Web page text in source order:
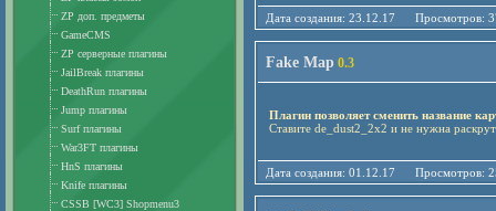
Дата создания: 23.12.17
Fake Map 0.3
Плагин позволяет сменить название
Ставите de_dust2_2x2 и не нужна
Дата создания: 01.12.17
ZP доп. предметы
GameCMS
ZP серверные плагины
JailBreak плагины
DeathRun плагины
Jump плагины
Surf плагины
War3FT плагины
HnS плагины
Knife плагины
CSSB [WC3] Shopmenu3